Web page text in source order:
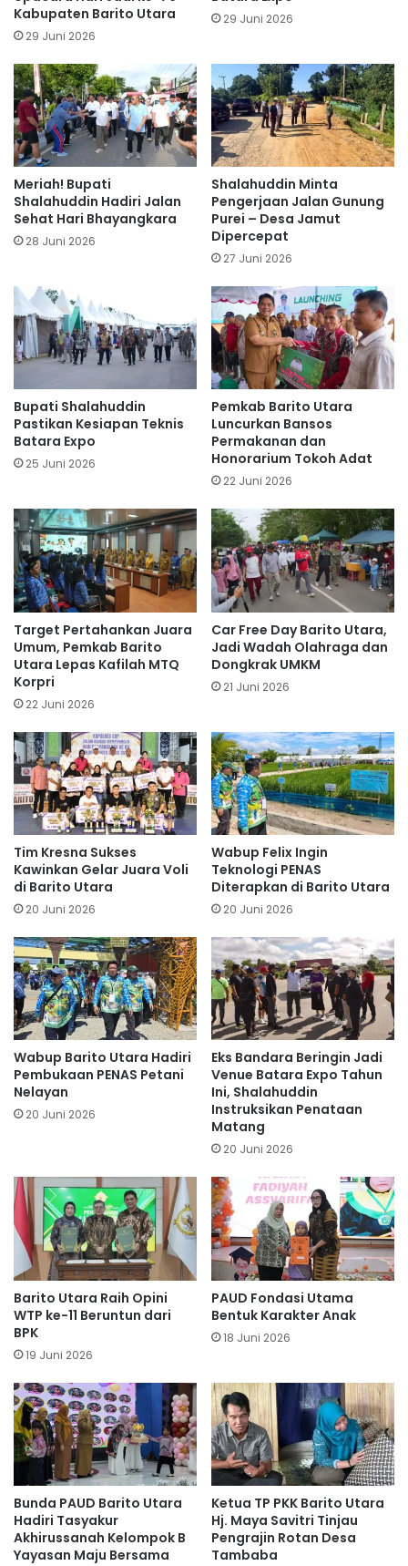
Kabupaten Barito Utara
29 Juni 2026
29 Juni 2026
Meriah! Bupati
Shalahuddin Hadiri Jalan
Sehat Hari Bhayangkara
28 Juni 2026
Shalahuddin Minta
Pengerjaan Jalan Gunung
Purei – Desa Jamut
Dipercepat
27 Juni 2026
Bupati Shalahuddin
Pastikan Kesiapan Teknis
Batara Expo
25 Juni 2026
Pemkab Barito Utara
Luncurkan Bansos
Permakanan dan
Honorarium Tokoh Adat
22 Juni 2026
Target Pertahankan Juara
Umum, Pemkab Barito
Utara Lepas Kafilah MTQ
Korpri
22 Juni 2026
Car Free Day Barito Utara,
Jadi Wadah Olahraga dan
Dongkrak UMKM
21 Juni 2026
Tim Kresna Sukses
Kawinkan Gelar Juara Voli
di Barito Utara
20 Juni 2026
Wabup Felix Ingin
Teknologi PENAS
Diterapkan di Barito Utara
20 Juni 2026
Wabup Barito Utara Hadiri
Pembukaan PENAS Petani
Nelayan
20 Juni 2026
Eks Bandara Beringin Jadi
Venue Batara Expo Tahun
Ini, Shalahuddin
Instruksikan Penataan
Matang
20 Juni 2026
Barito Utara Raih Opini
WTP ke-11 Beruntun dari
BPK
19 Juni 2026
PAUD Fondasi Utama
Bentuk Karakter Anak
18 Juni 2026
Bunda PAUD Barito Utara
Hadiri Tasyakur
Akhirussanah Kelompok B
Yayasan Maju Bersama
Ketua TP PKK Barito Utara
Hj. Maya Savitri Tinjau
Pengrajin Rotan Desa
Tambaba